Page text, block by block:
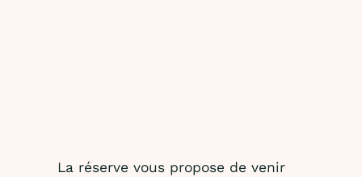
La réserve vous propose de venir